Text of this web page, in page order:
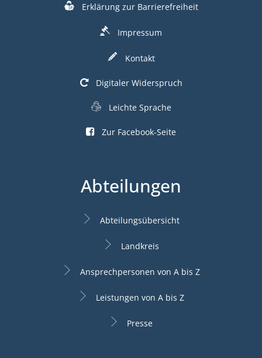
Erklärung zur Barrierefreiheit
Impressum
Kontakt
Digitaler Widerspruch
Leichte Sprache
Zur Facebook-Seite
Abteilungen
Abteilungsübersicht
Landkreis
Ansprechpersonen von A bis Z
Leistungen von A bis Z
Presse